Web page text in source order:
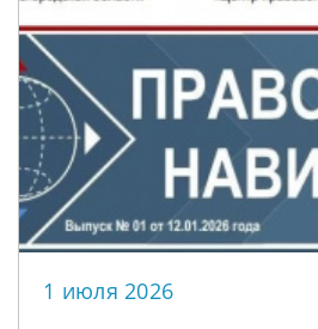
1 июля 2026